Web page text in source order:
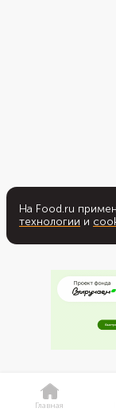
На Food.ru
технологии и
Главная